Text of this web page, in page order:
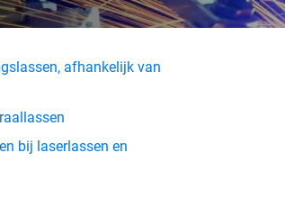
afhankelijk van
bij laserlassen en